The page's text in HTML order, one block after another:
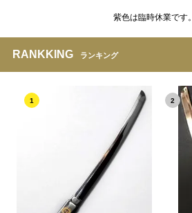
紫色は臨時休業です。
RANKKING ランキング
1 2